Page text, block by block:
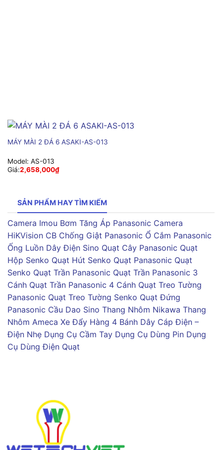
MÁY MÀI 2 ĐÁ 6 ASAKI-AS-013
Model: AS-013
Giá:2,658,000₫
SẢN PHẨM HAY TÌM KIẾM
Camera Imou Bơm Tăng Áp Panasonic Camera
HiKVision CB Chống Giật Panasonic Ổ Cắm Panasonic
Ống Luồn Dây Điện Sino Quạt Cây Panasonic Quạt
Hộp Senko Quạt Hút Senko Quạt Panasonic Quạt
Senko Quạt Trần Panasonic Quạt Trần Panasonic 3
Cánh Quạt Trần Panasonic 4 Cánh Quạt Treo Tường
Panasonic Quạt Treo Tường Senko Quạt Đứng
Panasonic Cầu Dao Sino Thang Nhôm Nikawa Thang
Nhôm Ameca Xe Đẩy Hàng 4 Bánh Dây Cáp Điện –
Điện Nhẹ Dụng Cụ Cầm Tay Dụng Cụ Dùng Pin Dụng
Cụ Dùng Điện Quạt